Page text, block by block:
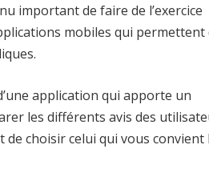
important de faire de l’exercice
mobiles qui permettent
application qui apporte un
les différents avis des
choisir celui qui vous convient